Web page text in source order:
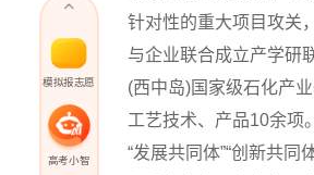
针对性的重大项目攻关
与企业联合成立产学研
(西中岛)国家级石化产
工艺技术、产品10余项
“发展共同体”“创新共
模拟报志愿
高考小智